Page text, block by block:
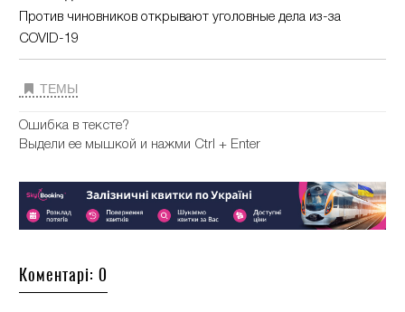
Против чиновников открывают уголовные дела из-за
COVID-19
ТЕМЫ
Ошибка в тексте?
Выдели ее мышкой и нажми Ctrl + Enter
Коментарі: 0